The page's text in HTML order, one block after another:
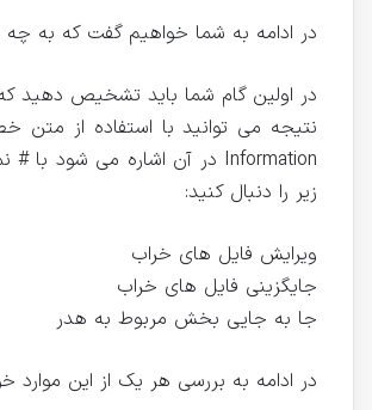
در ادامه به شما خواهیم گفت که به چه
در اولین گام شما باید تشخیص دهید
زیر را دنبال کنید:
ویرایش فایل های خراب
جایگزینی فایل های خراب
جا به جایی بخش مربوط به هدر
در ادامه به بررسی هر یک از این موارد